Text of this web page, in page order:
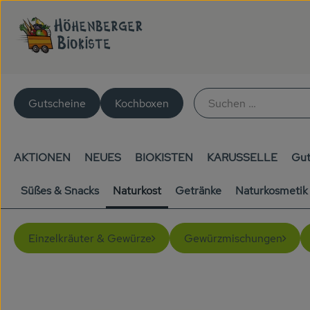
Gutscheine Kochboxen
AKTIONEN NEUES BIOKISTEN KARUSSELLE
Süßes & Snacks Naturkost Getränke Naturkosmetik
Einzelkräuter & Gewürze Gewürzmischungen